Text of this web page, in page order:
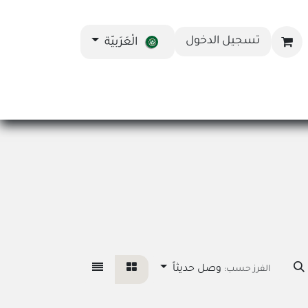
تسجيل الدخول الْعَرَبيّة
الفرز حسب: وصل حديثاً